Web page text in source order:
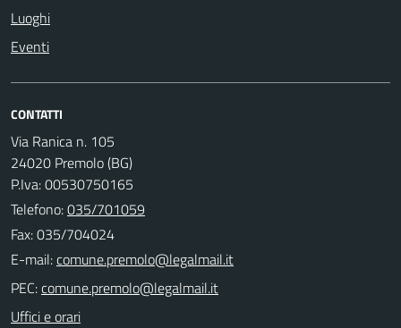
Luoghi
Eventi
CONTATTI
Via Ranica n. 105
24020 Premolo (BG)
P.Iva: 00530750165
Telefono:035/701059
Fax: 035/704024
E-mail:
PEC:
Uffici e orari